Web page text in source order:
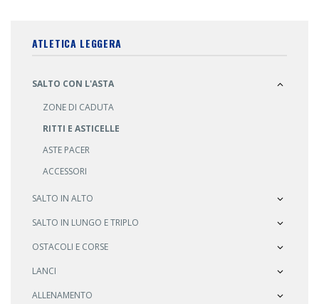
ATLETICA LEGGERA
SALTO CON L'ASTA
ZONE DI CADUTA
RITTI E ASTICELLE
ASTE PACER
ACCESSORI
SALTO IN ALTO
SALTO IN LUNGO E TRIPLO
OSTACOLI E CORSE
LANCI
ALLENAMENTO